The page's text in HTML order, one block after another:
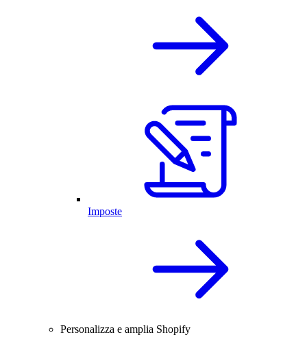
Imposte
Personalizza e amplia Shopify